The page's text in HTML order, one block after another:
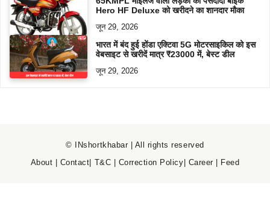
Hero HF Deluxe को खरीदने का शानदार मौका
जून 29, 2026
भारत में बंद हुई होंडा एक्टिवा 5G मोटरसाइकिल को इस
वेबसाइट से खरीदें मात्र ₹23000 में, बेस्ट डील
जून 29, 2026
© INshortkhabar | All rights reserved
About
Contact T&C Correction Policy Career Feed